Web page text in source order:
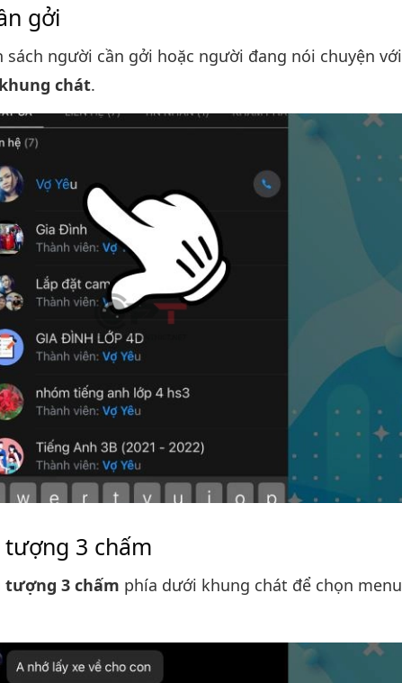
gởi
sách người cần gởi hoặc người đang nói chuyện với
chát.
3 chấm
tượng 3 chấm phía dưới khung chát để chọn menu